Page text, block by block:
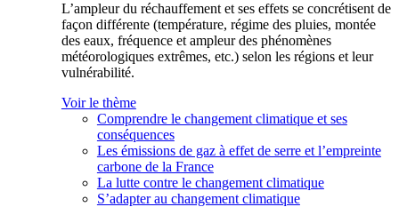
L’ampleur du réchauffement et ses effets se concrétisent de
façon différente (température, régime des pluies, montée
des eaux, fréquence et ampleur des phénomènes
météorologiques extrêmes, etc.) selon les régions et leur
vulnérabilité.
Voir le thème
Comprendre le changement climatique et ses
conséquences
Les émissions de gaz à effet de serre et l’empreinte
carbone de la France
La lutte contre le changement climatique
S’adapter au changement climatique